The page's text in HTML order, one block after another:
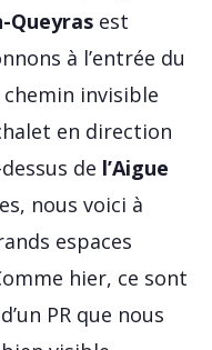
Queyras est
à l’entrée du
chemin invisible
en direction
de l’Aigue
nous voici à
espaces
hier, ce sont
PR que nous